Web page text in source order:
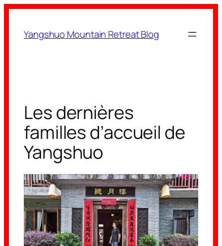
contenu
Yangshuo Mountain Retreat Blog
Les dernières
familles d’accueil de
Yangshuo